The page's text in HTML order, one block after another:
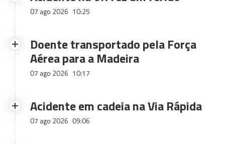
07 ago 2026 10:25
Doente transportado pela Força
Aérea para a Madeira
07 ago 2026 10:17
Acidente em cadeia na Via Rápida
07 ago 2026 09:06